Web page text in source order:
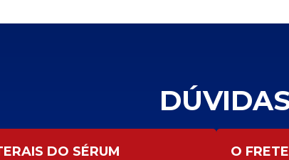
DO SÉRUM
O